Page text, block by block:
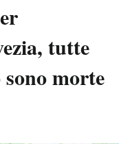
Idee
tutte
morte